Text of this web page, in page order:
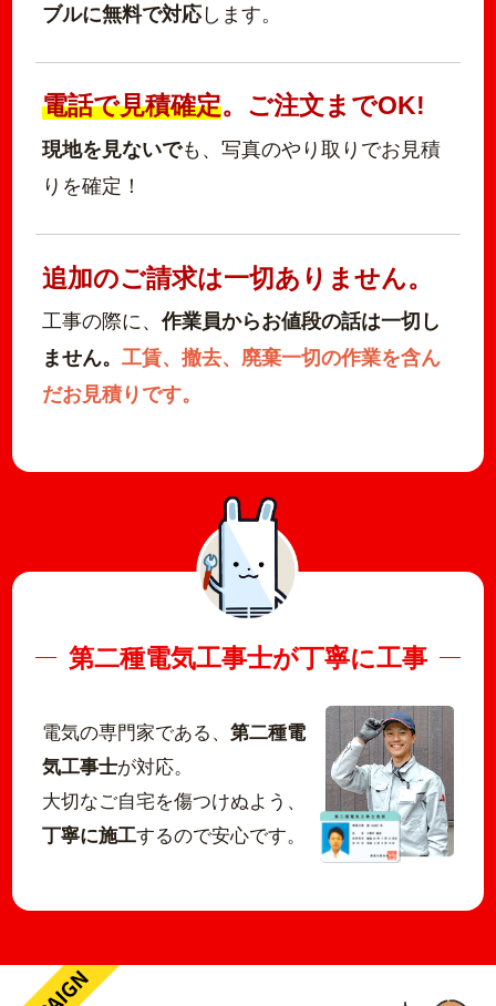
ブルに無料で対応します。
電話で見積確定。ご注文までOK!
現地を見ないでも、写真のやり取りでお見積
りを確定！
追加のご請求は一切ありません。
工事の際に、作業員からお値段の話は一切し
ません。 工賃、撤去、廃棄一切の作業を含ん
だお見積りです。
第二種電気工事士が丁寧に工事
電気の専門家である、 第二種電
気工事士が対応。
大切なご自宅を傷つけぬよう、
丁寧に施工するので安心です。